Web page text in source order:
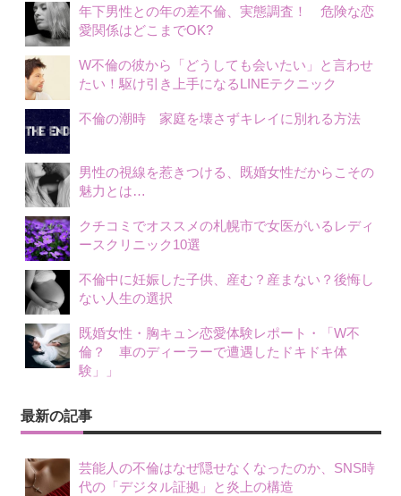
年下男性との年の差不倫、実態調査！ 危険な恋
愛関係はどこまでOK?
W不倫の彼から「どうしても会いたい」と言わせ
たい！駆け引き上手になるLINEテクニック
不倫の潮時 家庭を壊さずキレイに別れる方法
男性の視線を惹きつける、既婚女性だからこその
魅力とは…
クチコミでオススメの札幌市で女医がいるレディ
ースクリニック10選
不倫中に妊娠した子供、産む？産まない？後悔し
ない人生の選択
既婚女性・胸キュン恋愛体験レポート・「W不
倫？ 車のディーラーで遭遇したドキドキ体
験」」
最新の記事
芸能人の不倫はなぜ隠せなくなったのか、SNS時
代の「デジタル証拠」と炎上の構造